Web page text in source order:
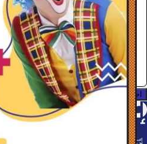
الرياض
عربة المرح
0.0 (0)
احجز الآن